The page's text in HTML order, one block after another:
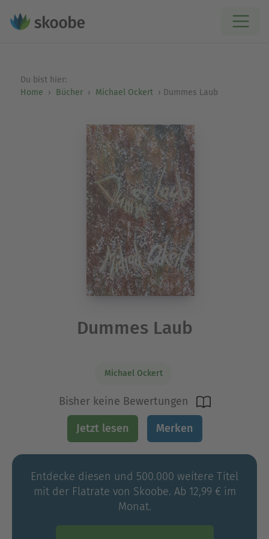
Du bist hier:
Home
Bücher Michael Ockert Dummes Laub
Dummes Laub
Michael Ockert
Bisher keine Bewertungen
Jetzt lesen Merken
Entdecke diesen und 500.000 weitere Titel
mit der Flatrate von Skoobe. Ab 12,99 € im
Monat.